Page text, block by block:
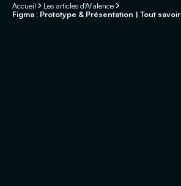
Accueil
Les articles d'Afalence
Figma : Prototype & Présentation | Tout savoir